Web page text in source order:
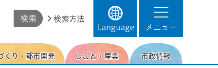
検索方法
Language
メニュー
くり・都市開発 しごと・産業 市政情報